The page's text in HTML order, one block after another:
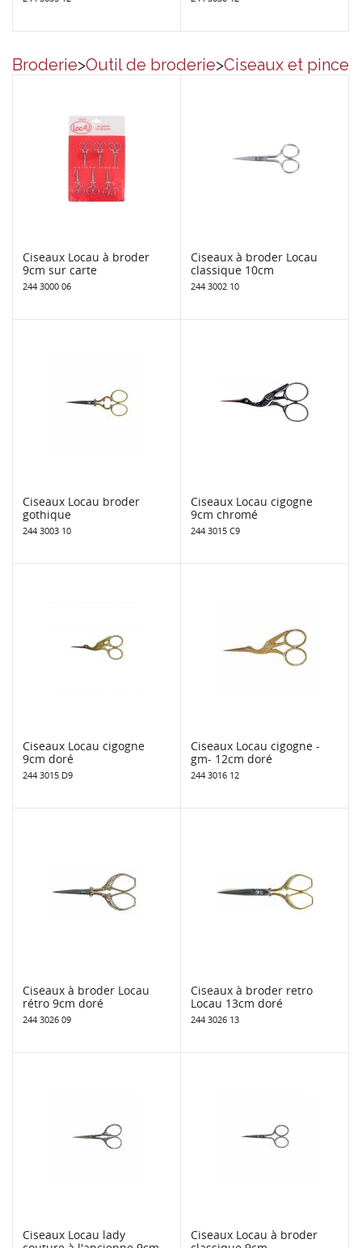
Broderie>Outil de broderie>Ciseaux et pince
Ciseaux Locau à broder
9cm sur carte
244 3000 06
Ciseaux à broder Locau
classique 10cm
244 3002 10
Ciseaux Locau broder
gothique
244 3003 10
Ciseaux Locau cigogne
9cm chromé
244 3015 C9
Ciseaux Locau cigogne
9cm doré
244 3015 D9
Ciseaux Locau cigogne -
gm- 12cm doré
244 3016 12
Ciseaux à broder Locau
rétro 9cm doré
244 3026 09
Ciseaux à broder retro
Locau 13cm doré
244 3026 13
Ciseaux Locau lady
Ciseaux Locau à broder